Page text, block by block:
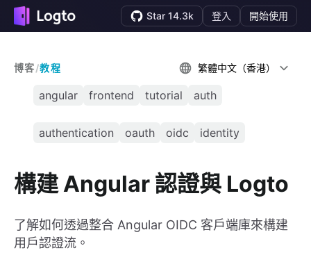
Star 14.3k 登入 開始使用
博客/教程 繁體中文（香港）
angular frontend tutorial auth
authentication oauth oidc identity
構建 Angular 認證與 Logto
了解如何透過整合 Angular OIDC 客戶端庫來構建
用戶認證流。